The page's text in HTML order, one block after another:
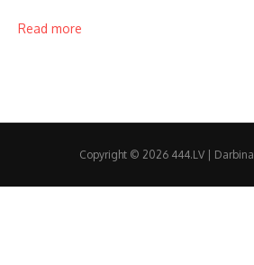
Read more
Copyright © 2026 444.LV | Darbina